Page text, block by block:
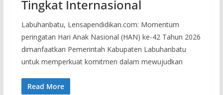
Tingkat Internasional
Labuhanbatu, Lensapendidikan.com: Momentum
peringatan Hari Anak Nasional (HAN) ke-42 Tahun 2026
dimanfaatkan Pemerintah Kabupaten Labuhanbatu
untuk memperkuat komitmen dalam mewujudkan
Read More